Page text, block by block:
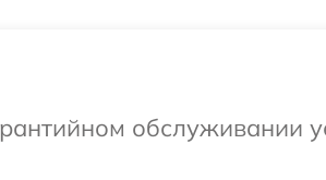
обслуживании